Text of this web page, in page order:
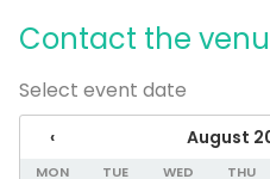
Additional information
Vi är en populär arrangör
fester, föreläsningar,
mer. Har du hitresta
Contact the
Select event date
‹ August
MON TUE WED THU